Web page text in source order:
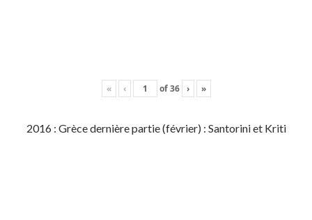
« ‹ of36 › »
2016 : Grèce dernière partie (février) : Santorini et Kriti